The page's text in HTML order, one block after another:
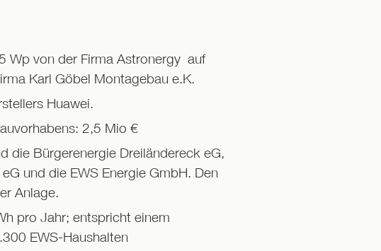
Wp von der Firma Astronergy auf
Karl Göbel Montagebau e.K.
Huawei.
2,5 Mio €
die Bürgerenergie Dreiländereck eG,
und die EWS Energie GmbH. Den
Anlage.
pro Jahr; entspricht einem
EWS-Haushalten